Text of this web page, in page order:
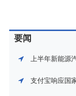
要闻
上半年新能源
支付宝响应国